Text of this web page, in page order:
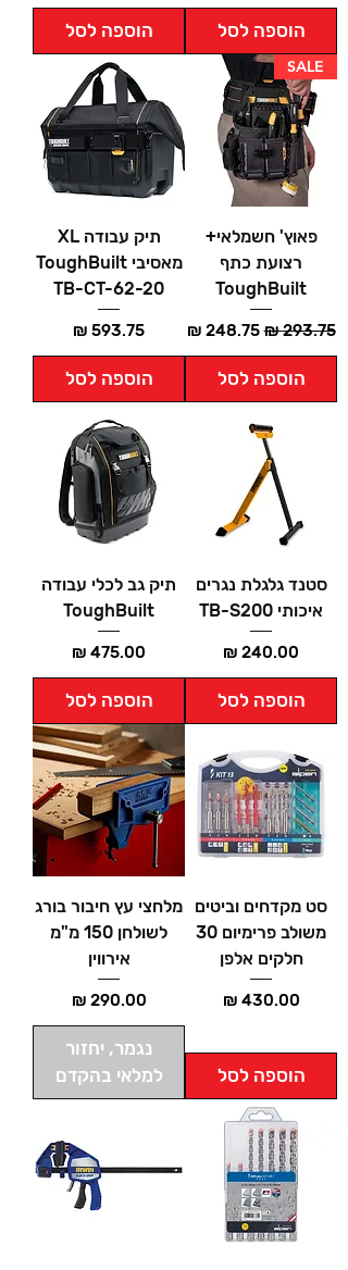
הוספה לסל הוספה לסל
SALE
פאוץ' חשמלאי+
רצועת כתף
ToughBuilt
מחיר רגיל‏293.75 ‏₪ מחיר מבצע‏248.75 ‏₪
הוספה לסל
תיק עבודה XL
מאסיבי ToughBuilt
TB-CT-62-20
מחיר
הוספה לסל
סטנד גלגלת נגרים
איכותי TB-S200
מחיר
הוספה לסל
תיק גב לכלי עבודה
ToughBuilt
מחיר
הוספה לסל
סט מקדחים וביטים
משולב פרימיום 30
חלקים אלפן
מחיר
הוספה לסל
מלחצי עץ חיבור בורג
לשולחן 150 מ"מ
אירווין
מחיר
נגמר, יחזור
למלאי בהקדם